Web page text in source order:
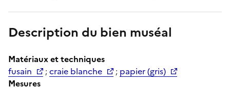
Description du bien muséal
Matériaux et techniques
fusain
;craie blanche ; papier (gris)
Mesures